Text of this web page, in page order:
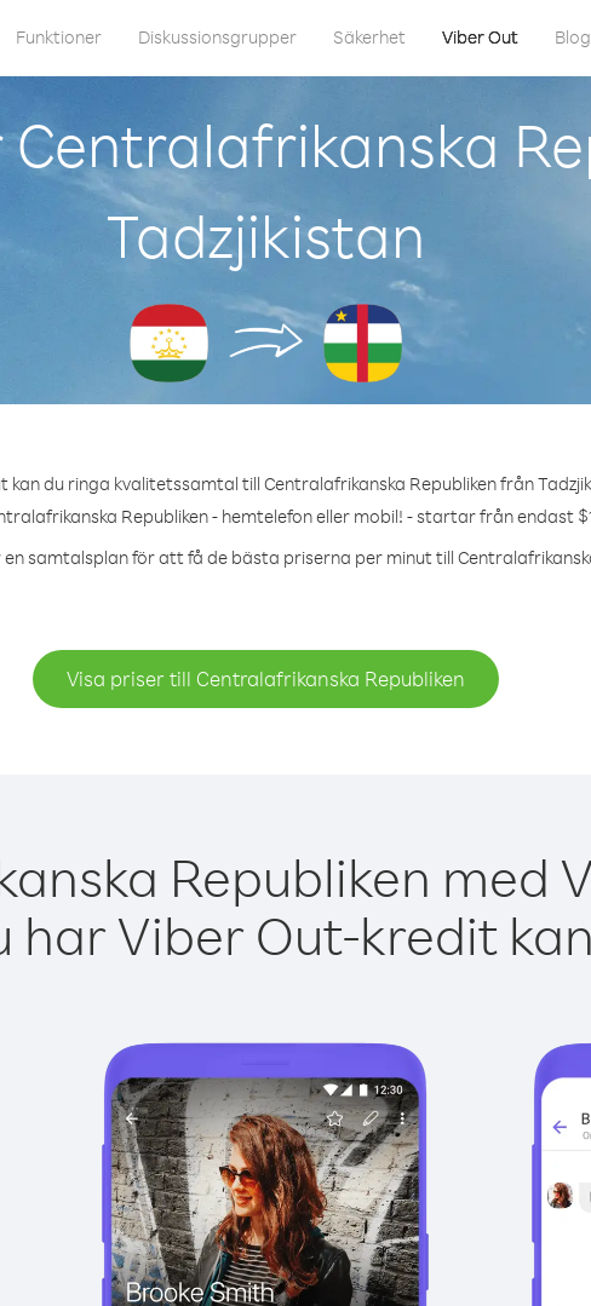
Funktioner Diskussionsgrupper Säkerhet Viber Out
Tadzjikistan
kan du ringa kvalitetssamtal till Centralafrikanska Republiken från
Republiken - hemtelefon eller mobil! - startar från endast
samtalsplan för att få de bästa priserna per minut till
Visa priser till Centralafrikanska Republiken
Republiken med
har Viber Out-kredit